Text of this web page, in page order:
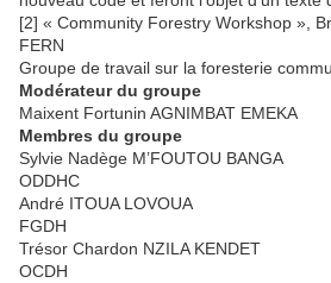
[2] « Community Forestry Workshop »,
FERN
Groupe de travail sur la foresterie
Modérateur du groupe
Maixent Fortunin AGNIMBAT EMEKA
Membres du groupe
Sylvie Nadège M’FOUTOU BANGA
ODDHC
André ITOUA LOVOUA
FGDH
Trésor Chardon NZILA KENDET
OCDH